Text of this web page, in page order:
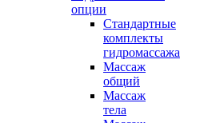
опции
Стандартные
комплекты
гидромассажа
Массаж
общий
Массаж
тела